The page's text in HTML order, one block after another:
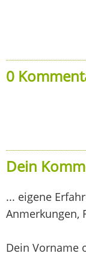
0
Dein
... eigene
Anmerkungen,
Dein Vorname